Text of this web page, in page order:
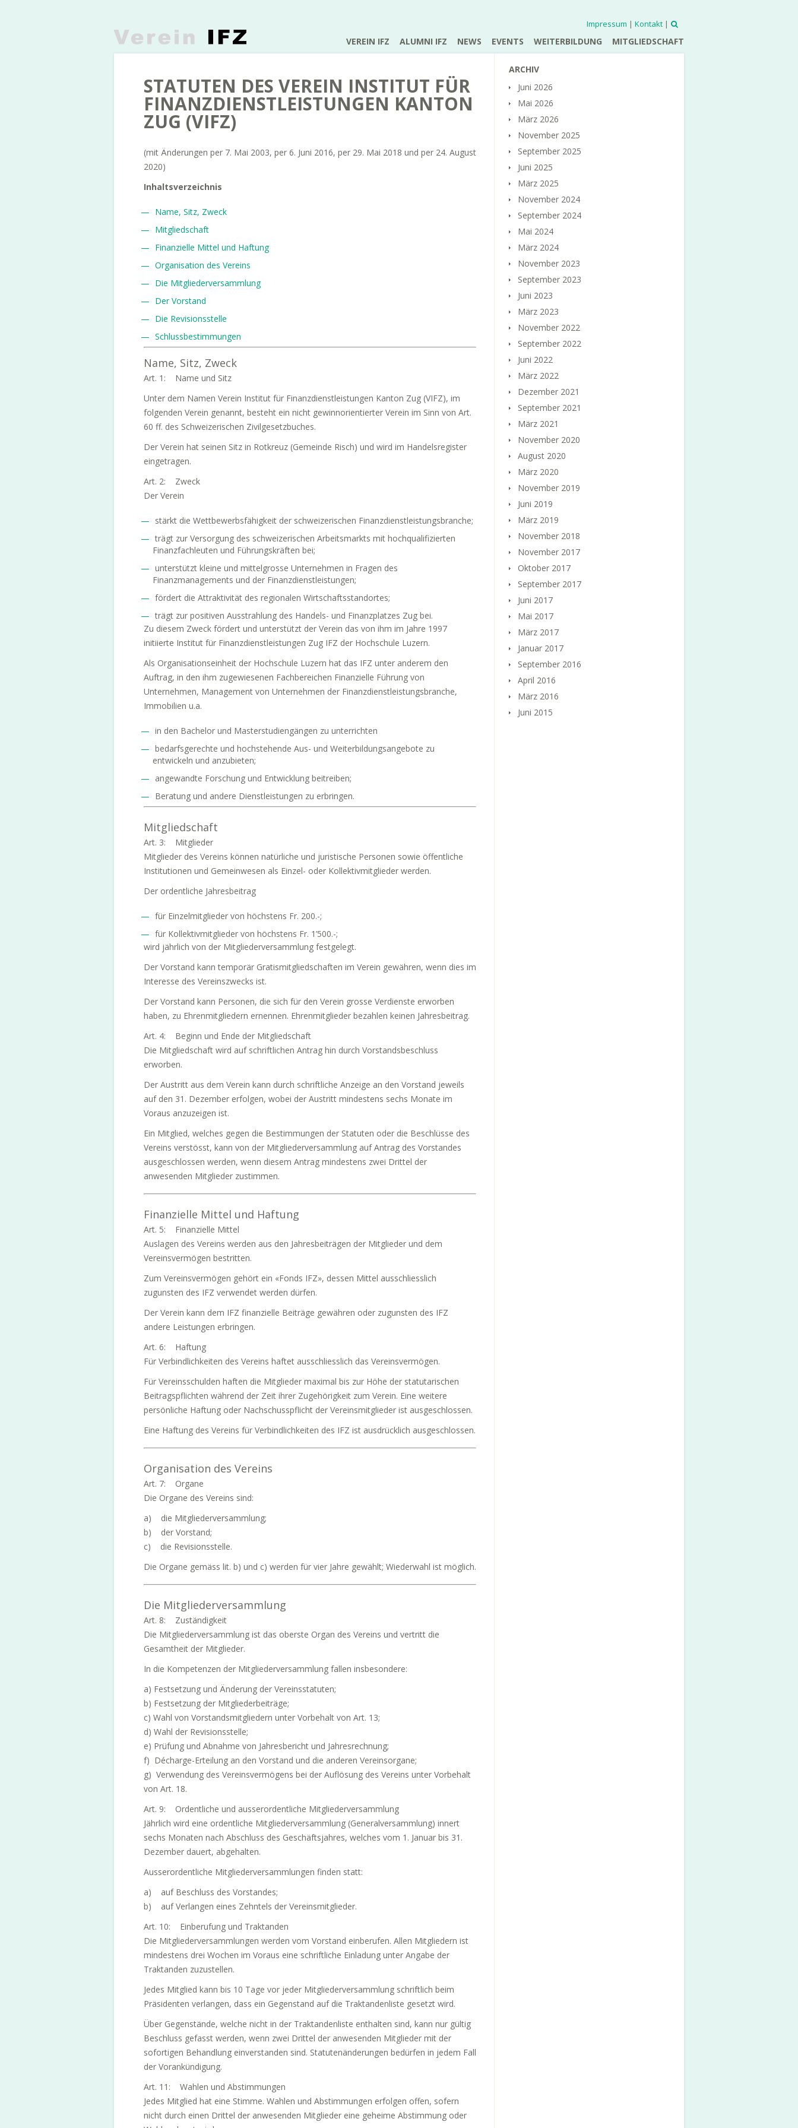
Impressum | Kontakt |
VEREIN IFZ ALUMNI IFZ NEWS EVENTS WEITERBILDUNG MITGLIEDSCHAFT
STATUTEN DES VEREIN INSTITUT FÜR
FINANZDIENSTLEISTUNGEN KANTON
ZUG (VIFZ)
(mit Änderungen per 7. Mai 2003, per 6. Juni 2016, per 29. Mai 2018 und per 24. August
2020)
Inhaltsverzeichnis
Name, Sitz, Zweck
Mitgliedschaft
Finanzielle Mittel und Haftung
Organisation des Vereins
Die Mitgliederversammlung
Der Vorstand
Die Revisionsstelle
Schlussbestimmungen
Name, Sitz, Zweck
Art. 1: Name und Sitz
Unter dem Namen Verein Institut für Finanzdienstleistungen Kanton Zug (VIFZ), im
folgenden Verein ge­nannt, besteht ein nicht gewinnorientierter Verein im Sinn von Art.
60 ff. des Schweizerischen Zivilgesetzbuches.
Der Verein hat seinen Sitz in Rotkreuz (Gemeinde Risch) und wird im Handelsregister
eingetragen.
Art. 2: Zweck
Der Verein
stärkt die Wettbewerbsfähigkeit der schweizerischen Finanzdienstleistungsbranche;
trägt zur Versorgung des schweizerischen Arbeitsmarkts mit hochqualifizierten
Finanzfachleuten und Führungskräften bei;
unterstützt kleine und mittelgrosse Unternehmen in Fragen des
Finanzmanagements und der Finanzdienstleistungen;
fördert die Attraktivität des regionalen Wirtschaftsstandortes;
trägt zur positiven Ausstrahlung des Handels- und Finanzplatzes Zug bei.
Zu diesem Zweck fördert und unterstützt der Verein das von ihm im Jahre 1997
initiierte Institut für Finanzdienstleistungen Zug IFZ der Hochschule Luzern.
Als Organisationseinheit der Hochschule Luzern hat das IFZ unter anderem den
Auftrag, in den ihm zugewiesenen Fachbereichen Finanzielle Führung von
Unternehmen, Management von Unternehmen der Finanzdienstleistungsbranche,
Immobilien u.a.
in den Bachelor und Masterstudiengängen zu unterrichten
bedarfsgerechte und hochstehende Aus- und Weiterbildungsangebote zu
entwickeln und anzubieten;
angewandte Forschung und Entwicklung beitreiben;
Beratung und andere Dienstleistungen zu erbringen.
Mitgliedschaft
Art. 3: Mitglieder
Mitglieder des Vereins können natürliche und juristische Personen sowie öffentliche
Institutionen und Gemeinwesen als Einzel- oder Kollektivmitglieder werden.
Der ordentliche Jahresbeitrag
für Einzelmitglieder von höchstens Fr. 200.-;
für Kollektivmitglieder von höchstens Fr. 1’500.-;
wird jährlich von der Mitgliederversammlung festgelegt.
Der Vorstand kann temporär Gratismitgliedschaften im Verein gewähren, wenn dies im
Interesse des Vereinszwecks ist.
Der Vorstand kann Personen, die sich für den Verein grosse Verdienste erworben
haben, zu Ehrenmitgliedern ernennen. Ehrenmitglieder bezahlen keinen Jahresbeitrag.
Art. 4: Beginn und Ende der Mitgliedschaft
Die Mitgliedschaft wird auf schriftlichen Antrag hin durch Vorstandsbeschluss
erworben.
Der Austritt aus dem Verein kann durch schriftliche Anzeige an den Vorstand jeweils
auf den 31. Dezember erfolgen, wobei der Austritt mindestens sechs Monate im
Voraus anzuzeigen ist.
Ein Mitglied, welches gegen die Bestimmungen der Statuten oder die Beschlüsse des
Vereins verstösst, kann von der Mitgliederversammlung auf Antrag des Vorstandes
ausgeschlossen werden, wenn diesem Antrag mindestens zwei Drittel der
anwesenden Mitglieder zustimmen.
Finanzielle Mittel und Haftung
Art. 5: Finanzielle Mittel
Auslagen des Vereins werden aus den Jahresbeiträgen der Mitglieder und dem
Vereinsvermögen bestritten.
Zum Vereinsvermögen gehört ein «Fonds IFZ», dessen Mittel ausschliesslich
zugunsten des IFZ verwendet werden dürfen.
Der Verein kann dem IFZ finanzielle Beiträge gewähren oder zugunsten des IFZ
andere Leistungen erbringen.
Art. 6: Haftung
Für Verbindlichkeiten des Vereins haftet ausschliesslich das Vereinsvermögen.
Für Vereinsschulden haften die Mitglieder maximal bis zur Höhe der statutarischen
Beitragspflichten während der Zeit ihrer Zugehörigkeit zum Verein. Eine weitere
persönliche Haftung oder Nachschusspflicht der Vereinsmitglieder ist ausgeschlossen.
Eine Haftung des Vereins für Verbindlichkeiten des IFZ ist ausdrücklich ausgeschlossen.
Organisation des Vereins
Art. 7: Organe
Die Organe des Vereins sind:
a) die Mitgliederversammlung;
b) der Vorstand;
c) die Revisionsstelle.
Die Organe gemäss lit. b) und c) werden für vier Jahre gewählt; Wiederwahl ist möglich.
Die Mitgliederversammlung
Art. 8: Zuständigkeit
Die Mitgliederversammlung ist das oberste Organ des Vereins und vertritt die
Gesamtheit der Mitglieder.
In die Kompetenzen der Mitgliederversammlung fallen insbesondere:
a) Festsetzung und Änderung der Vereinsstatuten;
b) Festsetzung der Mitgliederbeiträge;
c) Wahl von Vorstandsmitgliedern unter Vorbehalt von Art. 13;
d) Wahl der Revisionsstelle;
e) Prüfung und Abnahme von Jahresbericht und Jahresrechnung;
f) Décharge-Erteilung an den Vorstand und die anderen Vereinsorgane;
g) Verwendung des Vereinsvermögens bei der Auflösung des Vereins unter Vorbehalt
von Art. 18.
Art. 9: Ordentliche und ausserordentliche Mitgliederversammlung
Jährlich wird eine ordentliche Mitgliederversammlung (Generalversammlung) innert
sechs Monaten nach Abschluss des Geschäftsjahres, welches vom 1. Januar bis 31.
Dezember dauert, abgehalten.
Ausserordentliche Mitgliederversammlungen finden statt:
a) auf Beschluss des Vorstandes;
b) auf Verlangen eines Zehntels der Vereinsmitglieder.
Art. 10: Einberufung und Traktanden
Die Mitgliederversammlungen werden vom Vorstand einberufen. Allen Mitgliedern ist
mindestens drei Wochen im Voraus eine schriftliche Einladung unter Angabe der
Traktanden zuzustellen.
Jedes Mitglied kann bis 10 Tage vor jeder Mitgliederversammlung schriftlich beim
Präsidenten verlangen, dass ein Gegenstand auf die Traktandenliste gesetzt wird.
Über Gegenstände, welche nicht in der Traktandenliste enthalten sind, kann nur gültig
Beschluss gefasst werden, wenn zwei Drittel der anwesenden Mitglieder mit der
sofortigen Behandlung einverstanden sind. Statutenänderungen bedürfen in jedem Fall
der Vorankündigung.
Art. 11: Wahlen und Abstimmungen
Jedes Mitglied hat eine Stimme. Wahlen und Abstimmungen erfolgen offen, sofern
nicht durch einen Drittel der anwesenden Mitglieder eine geheime Abstimmung oder
ARCHIV
Juni 2026
Mai 2026
März 2026
November 2025
September 2025
Juni 2025
März 2025
November 2024
September 2024
Mai 2024
März 2024
November 2023
September 2023
Juni 2023
März 2023
November 2022
September 2022
Juni 2022
März 2022
Dezember 2021
September 2021
März 2021
November 2020
August 2020
März 2020
November 2019
Juni 2019
März 2019
November 2018
November 2017
Oktober 2017
September 2017
Juni 2017
Mai 2017
März 2017
Januar 2017
September 2016
April 2016
März 2016
Juni 2015